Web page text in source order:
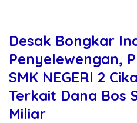
Desak Bongkar
Penyelewengan,
SMK NEGERI 2
Terkait Dana Bos
Miliar